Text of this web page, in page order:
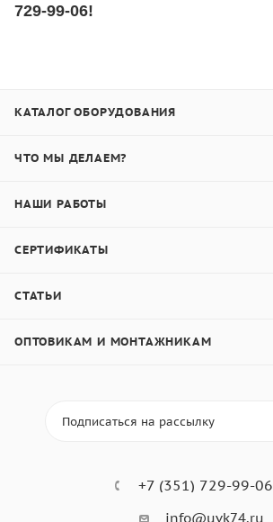
729-99-06!
КАТАЛОГ ОБОРУДОВАНИЯ
ЧТО МЫ ДЕЛАЕМ?
НАШИ РАБОТЫ
СЕРТИФИКАТЫ
СТАТЬИ
ОПТОВИКАМ И МОНТАЖНИКАМ
Подписаться на рассылку
+7 (351) 729-99-06
info@uvk74.ru